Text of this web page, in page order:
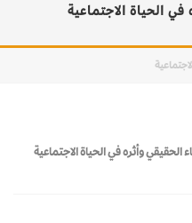
الحياة الاجتماعية
الحقيقي وأثره في الحياة الاجتماعية